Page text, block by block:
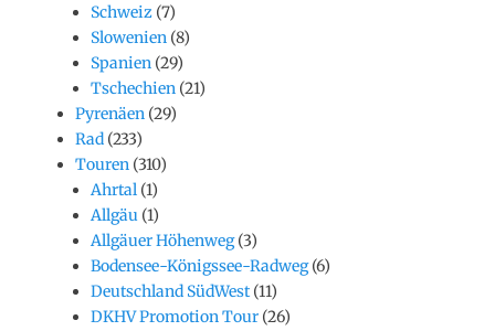
Schweiz (7)
Slowenien (8)
Spanien (29)
Tschechien (21)
Pyrenäen (29)
Rad (233)
Touren (310)
Ahrtal (1)
Allgäu (1)
Allgäuer Höhenweg(3)
Bodensee-Königssee-Radweg(6)
Deutschland SüdWest (11)
DKHV Promotion Tour (26)